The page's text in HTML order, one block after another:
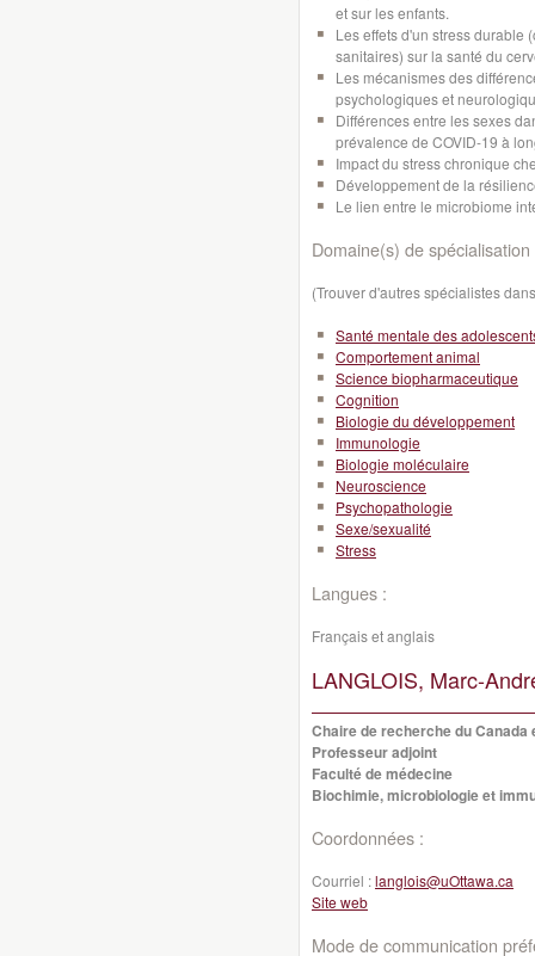
et sur les enfants.
Les effets d'un stress durable
sanitaires) sur la santé du
Les mécanismes des
psychologiques et
Différences entre les sexes
prévalence de COVID-19 à
Impact du stress chronique
Développement de la
Le lien entre le microbiome
Domaine(s) de spécialisation
(Trouver d'autres spécialistes
Santé mentale des
Comportement animal
Science biopharmaceutique
Cognition
Biologie du développement
Immunologie
Biologie moléculaire
Neuroscience
Psychopathologie
Sexe/sexualité
Stress
Langues :
Français et anglais
LANGLOIS, Marc-
Chaire de recherche du
Professeur adjoint
Faculté de médecine
Biochimie, microbiologie et
Coordonnées :
Courriel :langlois@uOttawa.ca
Site web
Mode de communication